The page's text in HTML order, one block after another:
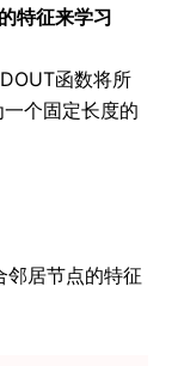
特征来学习
函数将所
个固定长度的
居节点的特征